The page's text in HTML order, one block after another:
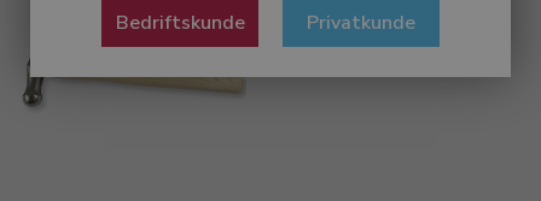
Bedriftskunde Privatkunde